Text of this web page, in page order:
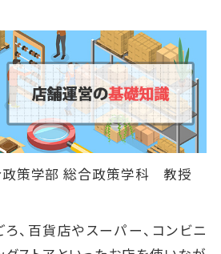
政策学部 総合政策学科 教授
、百貨店やスーパー、コンビニ